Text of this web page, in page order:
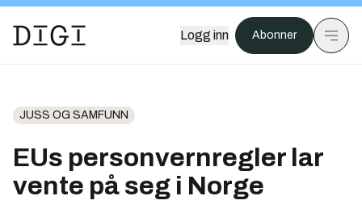
Logg inn Abonner
JUSS OG SAMFUNN
EUs personvernregler lar
vente på seg i Norge